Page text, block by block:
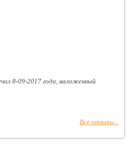
8-09-2017 года, наложенный
Все отзывы...